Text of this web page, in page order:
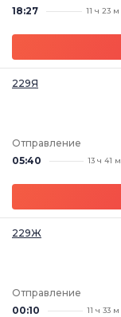
18:27
11 ч 23 м
229Я
Отправление
05:40
13 ч 41 м
229Ж
Отправление
00:10
11 ч 33 м